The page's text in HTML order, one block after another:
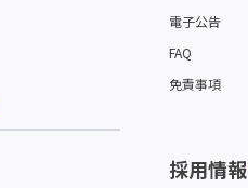
電子公告
FAQ
免責事項
採用情報